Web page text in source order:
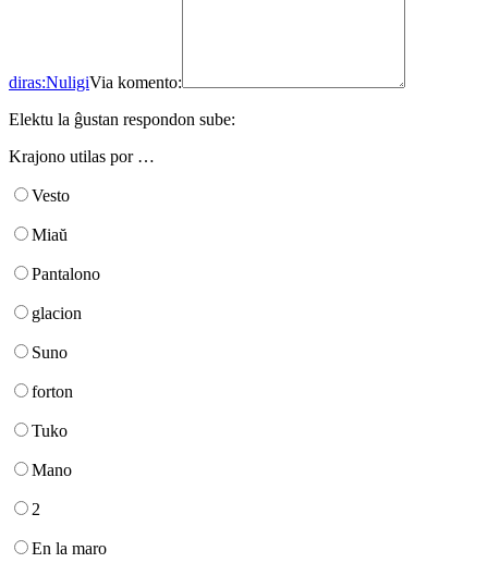
diras:NuligiVia komento:
Elektu la ĝustan respondon sube:
Krajono utilas por …
Vesto
Miaŭ
Pantalono
glacion
Suno
forton
Tuko
Mano
2
En la maro